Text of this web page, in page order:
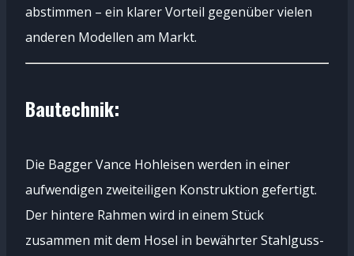
abstimmen – ein klarer Vorteil gegenüber vielen
anderen Modellen am Markt.
Bautechnik:
Die Bagger Vance Hohleisen werden in einer
aufwendigen zweiteiligen Konstruktion gefertigt.
Der hintere Rahmen wird in einem Stück
zusammen mit dem Hosel in bewährter Stahlguss-